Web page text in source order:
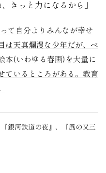
きっと力になるから」
て自分よりみんなが幸せ
は天真爛漫な少年だが、ベ
本(いわゆる春画)を大量に
ているところがある。教育
『銀河鉄道の夜』、『風の又三